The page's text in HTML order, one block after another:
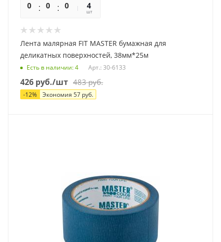
0 0 0 04
шт
Лента малярная FIT MASTER бумажная для
деликатных поверхностей, 38мм*25м
Есть в наличии: 4 Арт.: 30-6133
426 руб./шт 483руб.
-12% Экономия 57 руб.